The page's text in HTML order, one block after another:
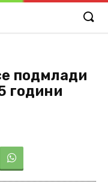
подмлади
години